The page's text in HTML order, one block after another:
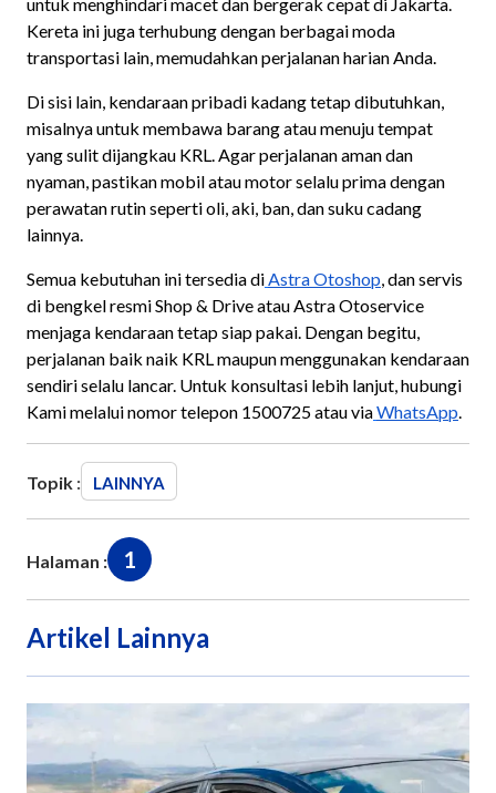
Kereta ini juga terhubung dengan berbagai moda
transportasi lain, memudahkan perjalanan harian Anda.
Di sisi lain, kendaraan pribadi kadang tetap dibutuhkan,
misalnya untuk membawa barang atau menuju tempat
yang sulit dijangkau KRL. Agar perjalanan aman dan
nyaman, pastikan mobil atau motor selalu prima dengan
perawatan rutin seperti oli, aki, ban, dan suku cadang
lainnya.
Semua kebutuhan ini tersedia di Astra Otoshop , dan servis
di bengkel resmi Shop & Drive atau Astra Otoservice
menjaga kendaraan tetap siap pakai. Dengan begitu,
perjalanan baik naik KRL maupun menggunakan kendaraan
sendiri selalu lancar. Untuk konsultasi lebih lanjut, hubungi
Kami melalui nomor telepon 1500725 atau viaWhatsApp
Topik : LAINNYA
Halaman : 1
Artikel Lainnya